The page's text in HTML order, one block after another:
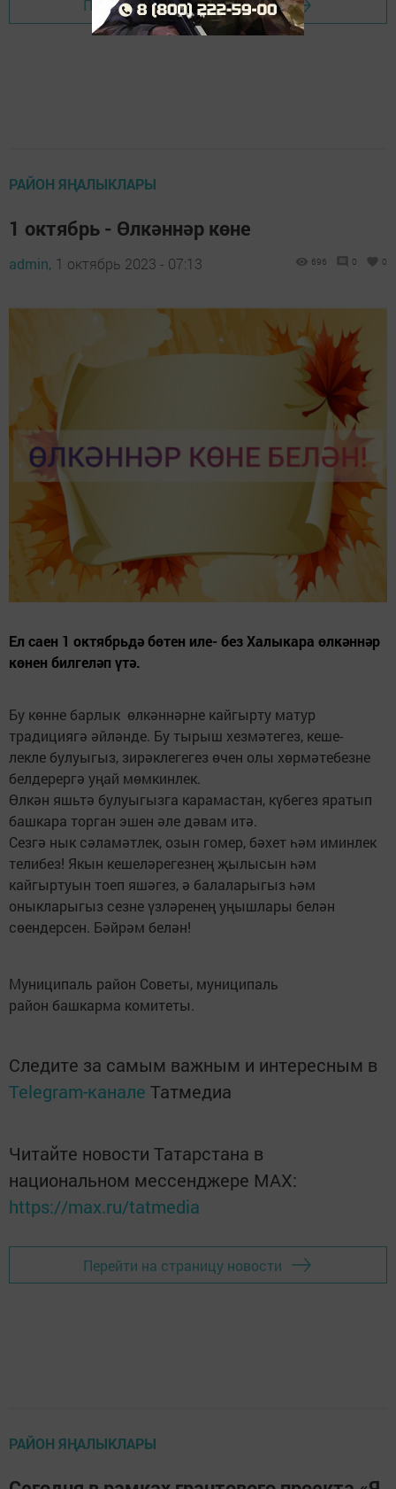
Перейти на страницу новости
РАЙОН ЯҢАЛЫКЛАРЫ
1 октябрь - Өлкәннәр көне
admin, 1 октябрь 2023 - 07:13 696 0 0
Ел саен 1 октябрьдә бөтен иле- без Халыкара өлкәннәр
көнен билгеләп үтә.
Бу көнне барлык өлкәннәрне кайгырту матур
традициягә әйләнде. Бу тырыш хезмәтегез, кеше-
лекле булуыгыз, зирәклегегез өчен олы хөрмәтебезне
белдерергә уңай мөмкинлек.
Өлкән яшьтә булуыгызга карамастан, күбегез яратып
башкара торган эшен әле дәвам итә.
Сезгә нык сәламәтлек, озын гомер, бәхет һәм иминлек
телибез! Якын кешеләрегезнең җылысын һәм
кайгыртуын тоеп яшәгез, ә балаларыгыз һәм
оныкларыгыз сезне үзләренең уңышлары белән
сөендерсен. Бәйрәм белән!
Муниципаль район Советы, муниципаль
район башкарма комитеты.
Следите за самым важным и интересным в
Telegram-канале Татмедиа
Читайте новости Татарстана в
национальном мессенджере MАХ:
https://max.ru/tatmedia
Перейти на страницу новости
РАЙОН ЯҢАЛЫКЛАРЫ